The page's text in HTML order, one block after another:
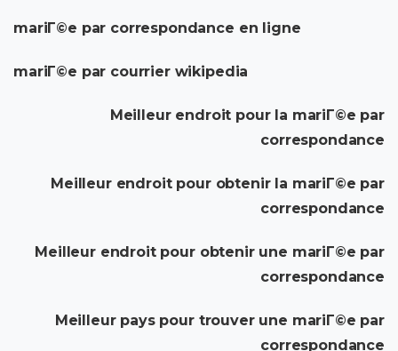
mariГ©e par correspondance en ligne
mariГ©e par courrier wikipedia
Meilleur endroit pour la mariГ©e par
correspondance
Meilleur endroit pour obtenir la mariГ©e par
correspondance
Meilleur endroit pour obtenir une mariГ©e par
correspondance
Meilleur pays pour trouver une mariГ©e par
correspondance